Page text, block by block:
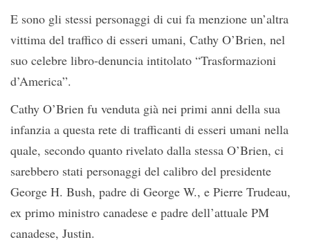
E sono gli stessi personaggi di cui fa menzione un’altra
vittima del traffico di esseri umani, Cathy O’Brien, nel
suo celebre libro-denuncia intitolato “Trasformazioni
d’America”.
Cathy O’Brien fu venduta già nei primi anni della sua
infanzia a questa rete di trafficanti di esseri umani nella
quale, secondo quanto rivelato dalla stessa O’Brien, ci
sarebbero stati personaggi del calibro del presidente
George H. Bush, padre di George W., e Pierre Trudeau,
ex primo ministro canadese e padre dell’attuale PM
canadese, Justin.